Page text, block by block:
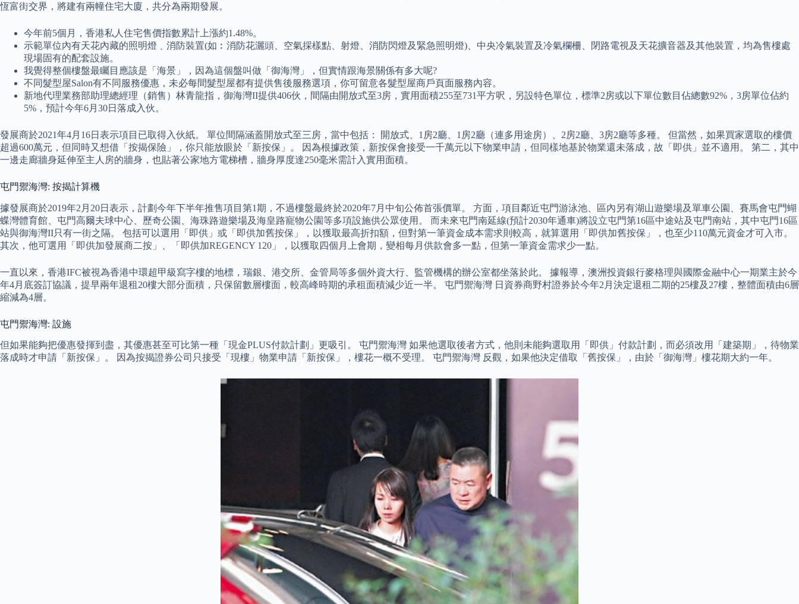
恆富街交界，將建有兩幢住宅大廈，共分為兩期發展。
今年前5個月，香港私人住宅售價指數累計上漲約1.48%。
示範單位內有天花內藏的照明燈﹑消防裝置(如︰消防花灑頭、空氣採樣點、射燈、消防閃燈及緊急照明燈)、中央冷氣裝置及冷氣欄柵、閉路電視及天花擴音器及其他裝置，均為售樓處
現場固有的配套設施。
我覺得整個樓盤最矚目應該是「海景」，因為這個盤叫做「御海灣」，但實情跟海景關係有多大呢?
不同髮型屋Salon有不同服務優惠，未必每間髮型屋都有提供售後服務選項，你可留意各髮型屋商戶頁面服務內容。
新地代理業務部助理總經理（銷售）林青龍指，御海灣II提供406伙，間隔由開放式至3房，實用面積255至731平方呎，另設特色單位，標準2房或以下單位數目佔總數92%，3房單位佔約
5%，預計今年6月30日落成入伙。
發展商於2021年4月16日表示項目已取得入伙紙。 單位間隔涵蓋開放式至三房，當中包括： 開放式、1房2廳、1房2廳（連多用途房）、2房2廳、3房2廳等多種。 但當然，如果買家選取的樓價
超過600萬元，但同時又想借「按揭保險」，你只能放眼於「新按保」。 因為根據政策，新按保會接受一千萬元以下物業申請，但同樣地基於物業還未落成，故「即供」並不適用。 第二，其中
一邊走廊牆身延伸至主人房的牆身，也貼著公家地方電梯槽，牆身厚度達250毫米需計入實用面積。
屯門禦海灣: 按揭計算機
據發展商於2019年2月20日表示，計劃今年下半年推售項目第1期，不過樓盤最終於2020年7月中旬公佈首張價單。 方面，項目鄰近屯門游泳池、區內另有湖山遊樂場及單車公園、賽馬會屯門蝴
蝶灣體育館、屯門高爾夫球中心、歷奇公園、海珠路遊樂場及海皇路寵物公園等多項設施供公眾使用。 而未來屯門南延線(預計2030年通車)將設立屯門第16區中途站及屯門南站，其中屯門16區
站與御海灣II只有一街之隔。 包括可以選用「即供」或「即供加舊按保」，以獲取最高折扣額，但對第一筆資金成本需求則較高，就算選用「即供加舊按保」，也至少110萬元資金才可入市。
其次，他可選用「即供加發展商二按」、「即供加REGENCY 120」，以獲取四個月上會期，變相每月供款會多一點，但第一筆資金需求少一點。
一直以來，香港IFC被視為香港中環超甲級寫字樓的地標，瑞銀、港交所、金管局等多個外資大行、監管機構的辦公室都坐落於此。 據報導，澳洲投資銀行麥格理與國際金融中心一期業主於今
年4月底簽訂協議，提早兩年退租20樓大部分面積，只保留數層樓面，較高峰時期的承租面積減少近一半。 屯門禦海灣 日資券商野村證券於今年2月決定退租二期的25樓及27樓，整體面積由6層
縮減為4層。
屯門禦海灣: 設施
但如果能夠把優惠發揮到盡，其優惠甚至可比第一種「現金PLUS付款計劃」更吸引。 屯門禦海灣 如果他選取後者方式，他則未能夠選取用「即供」付款計劃，而必須改用「建築期」，待物業
落成時才申請「新按保」。 因為按揭證券公司只接受「現樓」物業申請「新按保」，樓花一概不受理。 屯門禦海灣 反觀，如果他決定借取「舊按保」，由於「御海灣」樓花期大約一年。